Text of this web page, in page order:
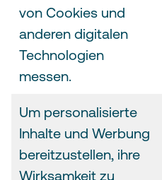
von Cookies und
anderen digitalen
Technologien
messen.
Um personalisierte
Inhalte und Werbung
bereitzustellen, ihre
Wirksamkeit zu